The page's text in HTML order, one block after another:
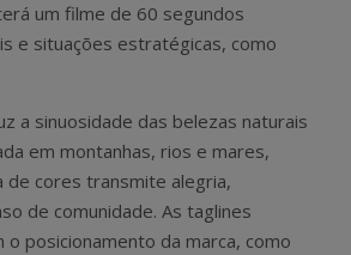
um filme de 60 segundos
e situações estratégicas, como
a sinuosidade das belezas naturais
em montanhas, rios e mares,
de cores transmite alegria,
de comunidade. As taglines
o posicionamento da marca, como